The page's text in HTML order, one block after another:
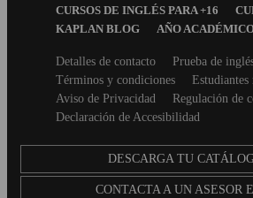
FooterCURSOS DE INGLÉS PARA +16
KAPLAN BLOG
AÑO
SecondaryDetalles de contacto
Prueba de
Términos y condiciones
Estudiantes
Aviso de Privacidad
Regulación de
Declaración de Accesibilidad
DESCARGA TU
CONTACTA A UN ASESOR